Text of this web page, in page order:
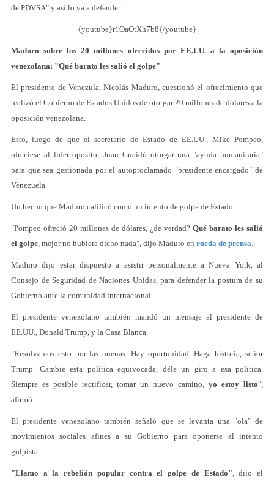
de PDVSA" y así lo va a defender.
{youtube}r1OaOtXh7b8{/youtube}
Maduro sobre los 20 millones ofrecidos por EE.UU. a la oposición
venezolana: "Qué barato les salió el golpe"
El presidente de Venezula, Nicolás Maduro, cuestionó el ofrecimiento que
realizó el Gobierno de Estados Unidos de otorgar 20 millones de dólares a la
oposición venezolana.
Esto, luego de que el secretario de Estado de EE.UU., Mike Pompeo,
ofreciese al líder opositor Juan Guaidó otorgar una "ayuda humanitaria"
para que sea gestionada por el autoproclamado "presidente encargado" de
Venezuela.
Un hecho que Maduro calificó como un intento de golpe de Estado.
"Pompeo ofreció 20 millones de dólares, ¿de verdad? Qué barato les salió
el golpe, mejor no hubiera dicho nada", dijo Maduro en rueda de prensa.
Maduro dijo estar dispuesto a asistir personalmente a Nueva York, al
Consejo de Seguridad de Naciones Unidas, para defender la postura de su
Gobierno ante la comunidad internacional.
El presidente venezolano también mandó un mensaje al presidente de
EE.UU., Donald Trump, y la Casa Blanca.
"Resolvamos esto por las buenas. Hay oportunidad. Haga historia, señor
Trump. Cambie esta política equivocada, déle un giro a esa política.
Siempre es posible rectificar, tomar un nuevo camino, yo estoy listo",
afirmó.
El presidente venezolano también señaló que se levanta una "ola" de
movimientos sociales afines a su Gobierno para oponerse al intento
golpista.
"Llamo a la rebelión popular contra el golpe de Estado", dijo el